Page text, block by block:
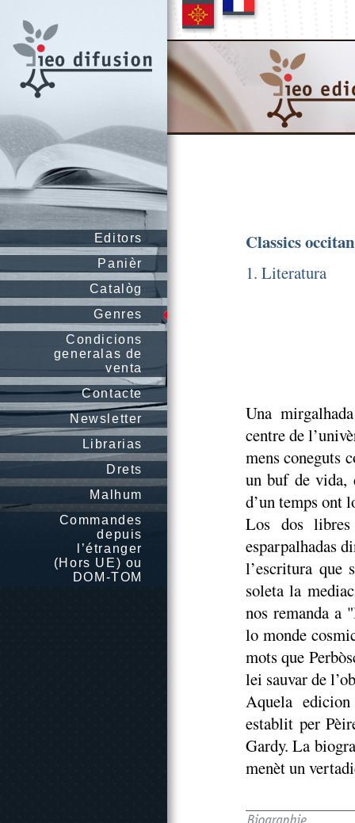
Editors
Panièr
Catalòg
Genres
Condicions
generalas de
venta
Contacte
Newsletter
Librarias
Drets
Malhum
Commandes
depuis
l’étranger
(Hors UE) ou
DOM-TOM
Classics
1. Literatura
Una
centre de
mens coneguts
un buf de vida,
d’un temps ont
Los dos
esparpalhadas
l’escritura que
soleta la
nos remanda a
lo monde
mots que
lei sauvar de
Aquela
establit per
Gardy. La
menèt un